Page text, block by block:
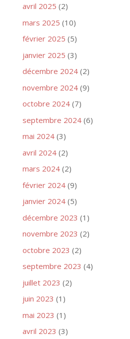
avril 2025 (2)
mars 2025 (10)
février 2025 (5)
janvier 2025 (3)
décembre 2024(2)
novembre 2024(9)
octobre 2024(7)
septembre 2024(6)
mai 2024(3)
avril 2024(2)
mars 2024(2)
février 2024(9)
janvier 2024(5)
décembre 2023 (1)
novembre 2023 (2)
octobre 2023 (2)
septembre 2023 (4)
juillet 2023 (2)
juin 2023 (1)
mai 2023 (1)
avril 2023 (3)